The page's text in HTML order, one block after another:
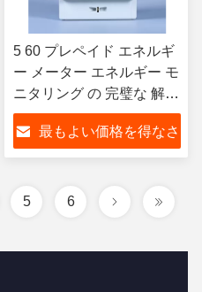
5 60 プレペイド エネルギ
ー メーター エネルギー モ
ニタリング の 完璧な 解決
策
最もよい価格を得なさ
5 6